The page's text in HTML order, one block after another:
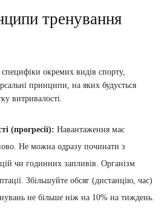
тренування
окремих видів спорту,
принципи, на яких будується
витривалості.
(прогресії): Навантаження має
Не можна одразу починати з
чи годинних запливів. Організм
Збільшуйте обсяг (дистанцію, час)
не більше ніж на 10% на тиждень.